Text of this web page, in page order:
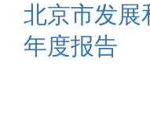
北京市发展
年度报告